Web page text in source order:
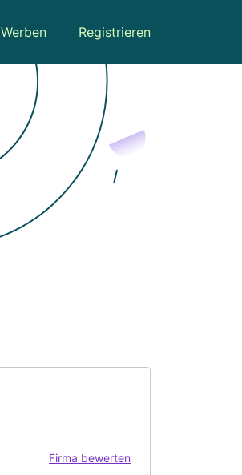
Werben Registrieren
Firma bewerten